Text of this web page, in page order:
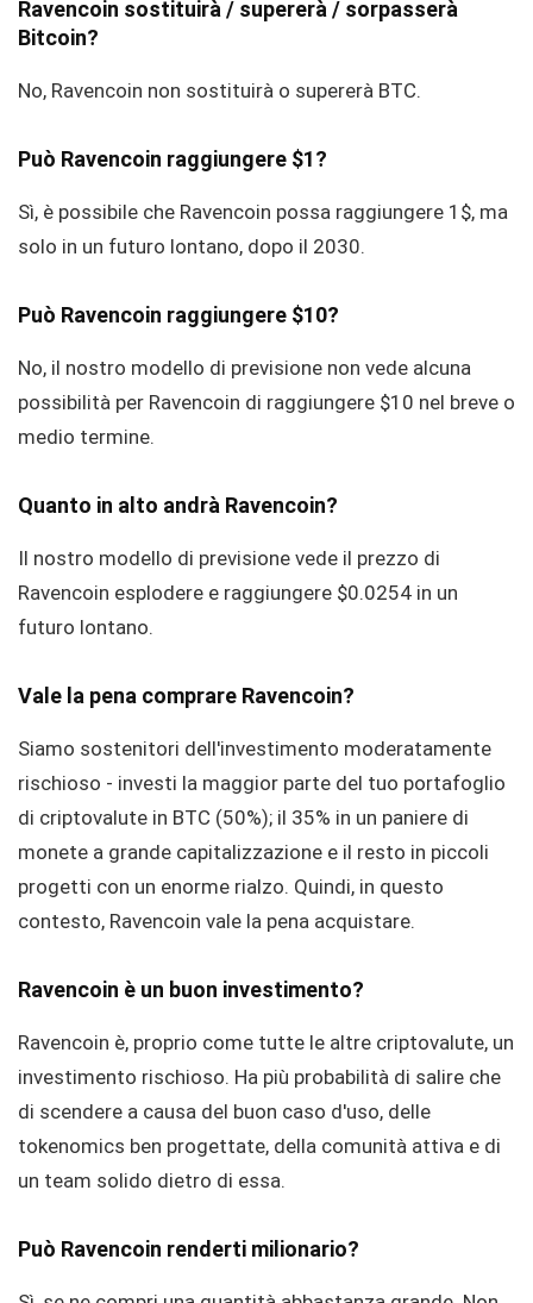
Ravencoin sostituirà / supererà / sorpasserà
Bitcoin?
No, Ravencoin non sostituirà o supererà BTC.
Può Ravencoin raggiungere $1?
Sì, è possibile che Ravencoin possa raggiungere 1$, ma
solo in un futuro lontano, dopo il 2030.
Può Ravencoin raggiungere $10?
No, il nostro modello di previsione non vede alcuna
possibilità per Ravencoin di raggiungere $10 nel breve o
medio termine.
Quanto in alto andrà Ravencoin?
Il nostro modello di previsione vede il prezzo di
Ravencoin esplodere e raggiungere $0.0254 in un
futuro lontano.
Vale la pena comprare Ravencoin?
Siamo sostenitori dell'investimento moderatamente
rischioso - investi la maggior parte del tuo portafoglio
di criptovalute in BTC (50%); il 35% in un paniere di
monete a grande capitalizzazione e il resto in piccoli
progetti con un enorme rialzo. Quindi, in questo
contesto, Ravencoin vale la pena acquistare.
Ravencoin è un buon investimento?
Ravencoin è, proprio come tutte le altre criptovalute, un
investimento rischioso. Ha più probabilità di salire che
di scendere a causa del buon caso d'uso, delle
tokenomics ben progettate, della comunità attiva e di
un team solido dietro di essa.
Può Ravencoin renderti milionario?